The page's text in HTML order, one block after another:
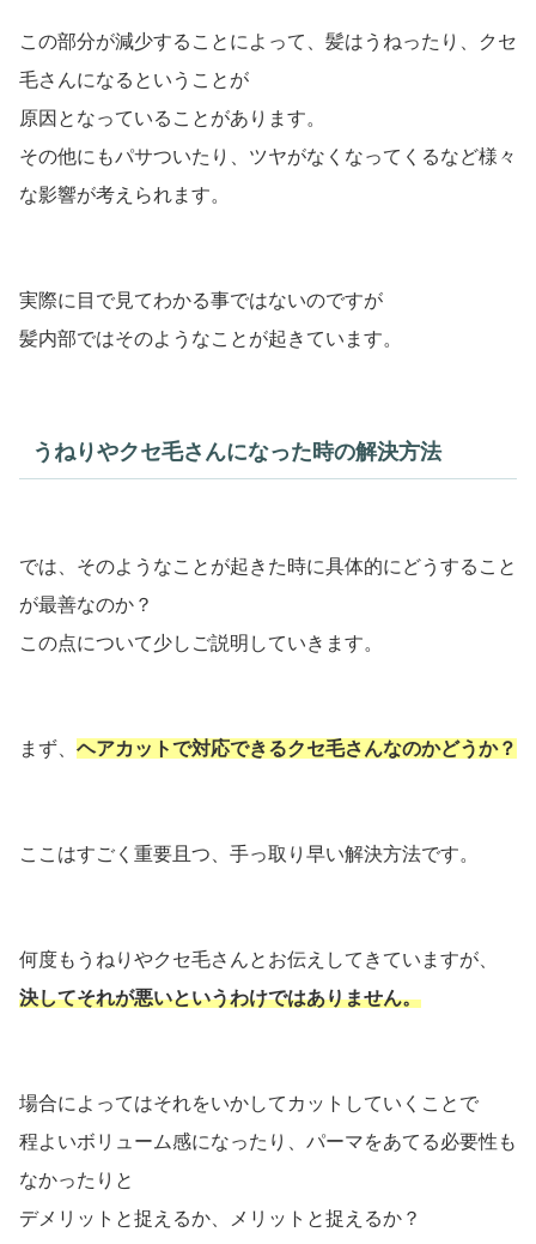
この部分が減少することによって、髪はうねったり、クセ
毛さんになるということが
原因となっていることがあります。
その他にもパサついたり、ツヤがなくなってくるなど様々
な影響が考えられます。
実際に目で見てわかる事ではないのですが
髪内部ではそのようなことが起きています。
うねりやクセ毛さんになった時の解決方法
では、そのようなことが起きた時に具体的にどうすること
が最善なのか？
この点について少しご説明していきます。
まず、 ヘアカットで対応できるクセ毛さんなのかどうか？
ここはすごく重要且つ、手っ取り早い解決方法です。
何度もうねりやクセ毛さんとお伝えしてきていますが、
決してそれが悪いというわけではありません。
場合によってはそれをいかしてカットしていくことで
程よいボリューム感になったり、パーマをあてる必要性も
なかったりと
デメリットと捉えるか、メリットと捉えるか？